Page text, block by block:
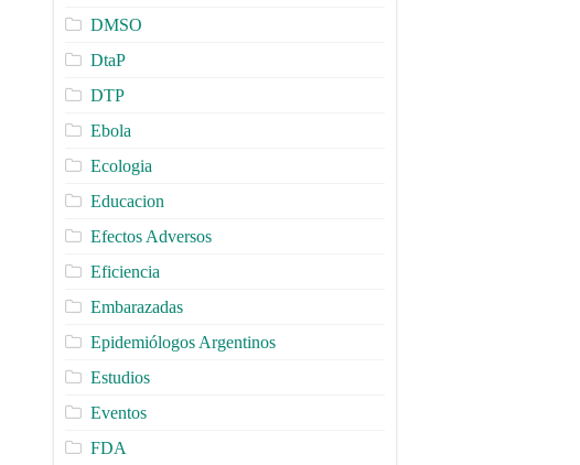
DMSO
DtaP
DTP
Ebola
Ecologia
Educacion
Efectos Adversos
Eficiencia
Embarazadas
Epidemiólogos Argentinos
Estudios
Eventos
FDA